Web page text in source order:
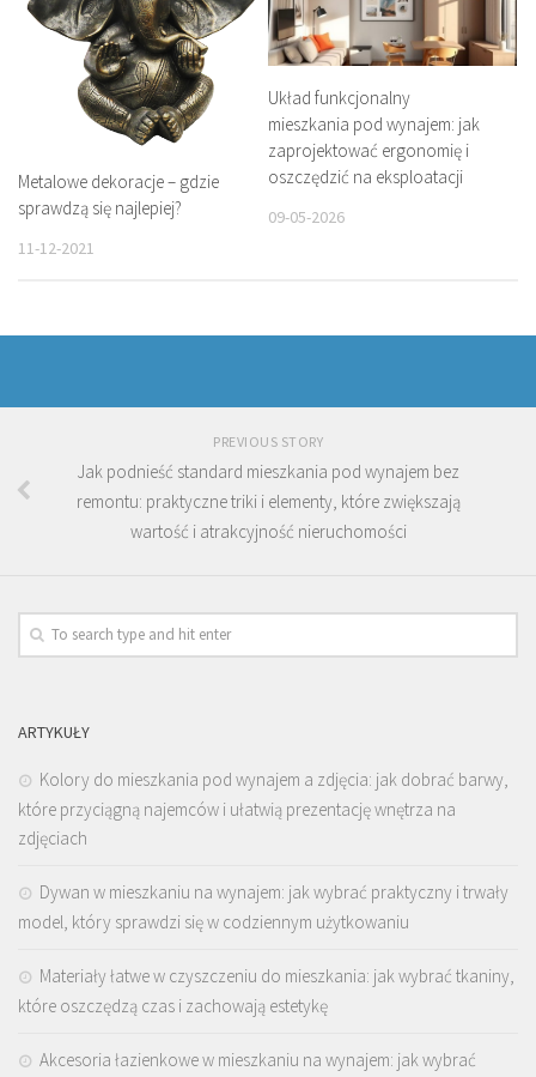
Metalowe dekoracje – gdzie
sprawdzą się najlepiej?
11-12-2021
Układ funkcjonalny
mieszkania pod wynajem: jak
zaprojektować ergonomię i
oszczędzić na eksploatacji
09-05-2026
PREVIOUS STORY
Jak podnieść standard mieszkania pod wynajem bez
remontu: praktyczne triki i elementy, które zwiększają
wartość i atrakcyjność nieruchomości
ARTYKUŁY
Kolory do mieszkania pod wynajem a zdjęcia: jak dobrać barwy,
które przyciągną najemców i ułatwią prezentację wnętrza na
zdjęciach
Dywan w mieszkaniu na wynajem: jak wybrać praktyczny i trwały
model, który sprawdzi się w codziennym użytkowaniu
Materiały łatwe w czyszczeniu do mieszkania: jak wybrać tkaniny,
które oszczędzą czas i zachowają estetykę
Akcesoria łazienkowe w mieszkaniu na wynajem: jak wybrać